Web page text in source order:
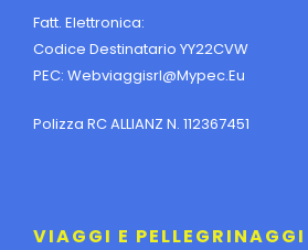
Fatt. Elettronica:
Codice Destinatario YY22CVW
PEC: Webviaggisrl@mypec.eu
Polizza RC ALLIANZ N. 112367451
VIAGGI E PELLEGRINAGGI